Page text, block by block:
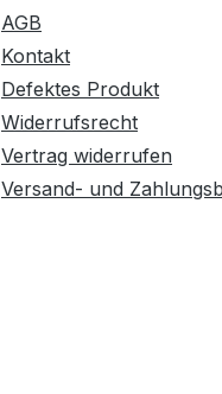
AGB
Kontakt
Defektes Produkt
Widerrufsrecht
Vertrag widerrufen
Versand- und